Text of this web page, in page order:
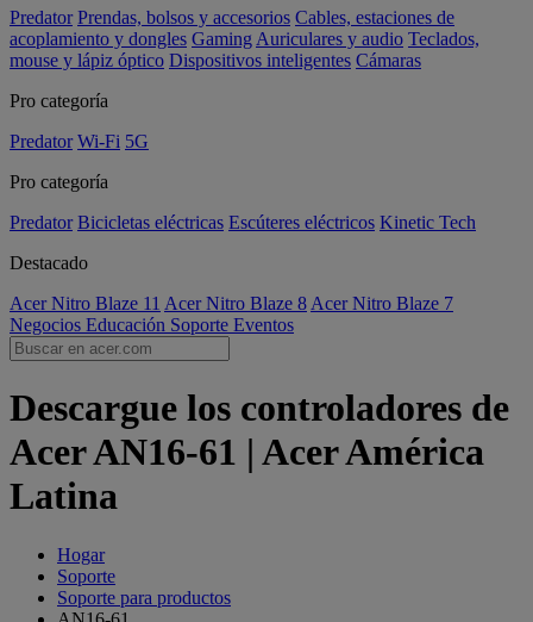
Predator Prendas, bolsos y accesorios Cables, estaciones de
acoplamiento y dongles Gaming Auriculares y audio Teclados,
mouse y lápiz óptico Dispositivos inteligentes Cámaras
Pro categoría
Predator Wi-Fi 5G
Pro categoría
Predator Bicicletas eléctricas Escúteres eléctricos Kinetic Tech
Destacado
Acer Nitro Blaze 11 Acer Nitro Blaze 8 Acer Nitro Blaze 7
Negocios Educación Soporte Eventos
Descargue los controladores de
Acer AN16-61 | Acer América
Latina
Hogar
Soporte
Soporte para productos